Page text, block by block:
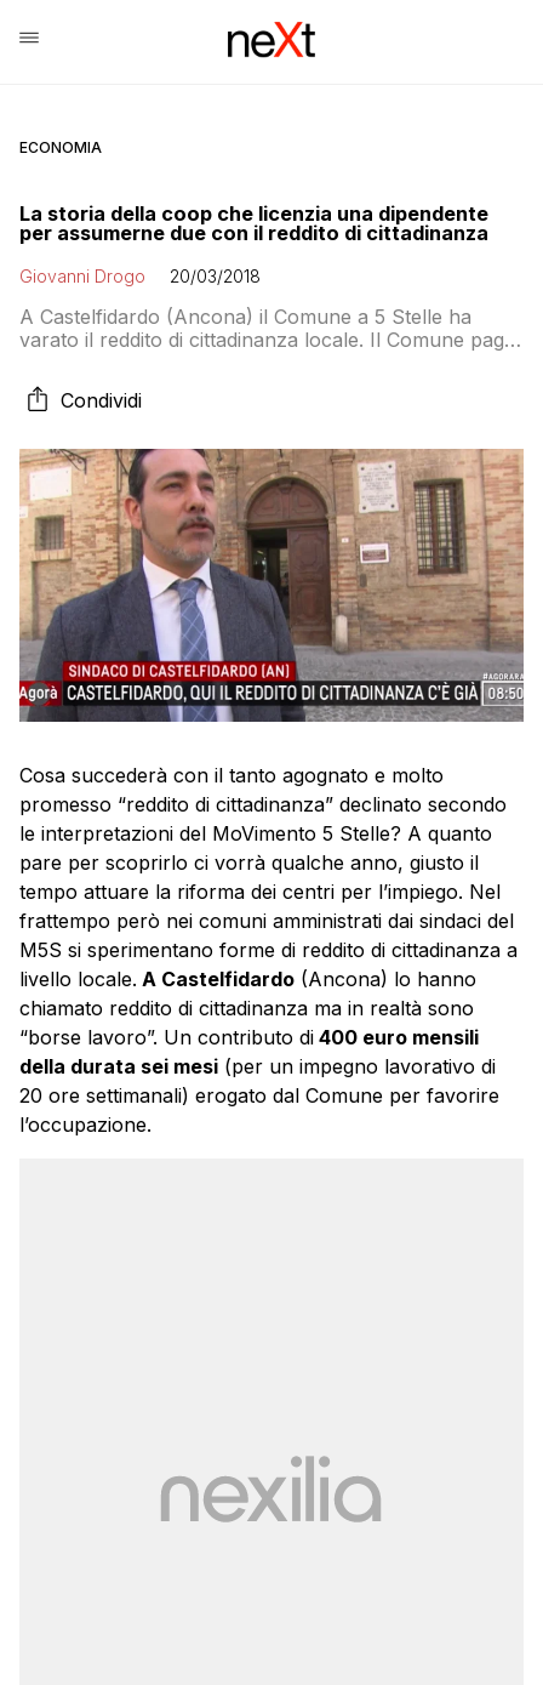
ECONOMIA
La storia della coop che licenzia una dipendente
per assumerne due con il reddito di cittadinanza
Giovanni Drogo 20/03/2018
A Castelfidardo (Ancona) il Comune a 5 Stelle ha
varato il reddito di cittadinanza locale. Il Comune paga
manodopera a costo zero. E proprio per quello
sembra preferiscano ricorrere alle “borse lavoro”
Condividi
Cosa succederà con il tanto agognato e molto
promesso “reddito di cittadinanza” declinato secondo
le interpretazioni del MoVimento 5 Stelle? A quanto
pare per scoprirlo ci vorrà qualche anno, giusto il
tempo attuare la riforma dei centri per l’impiego. Nel
frattempo però nei comuni amministrati dai sindaci del
M5S si sperimentano forme di reddito di cittadinanza a
livello locale. A Castelfidardo (Ancona) lo hanno
chiamato reddito di cittadinanza ma in realtà sono
“borse lavoro”. Un contributo di 400 euro mensili
della durata sei mesi (per un impegno lavorativo di
20 ore settimanali) erogato dal Comune per favorire
l’occupazione.